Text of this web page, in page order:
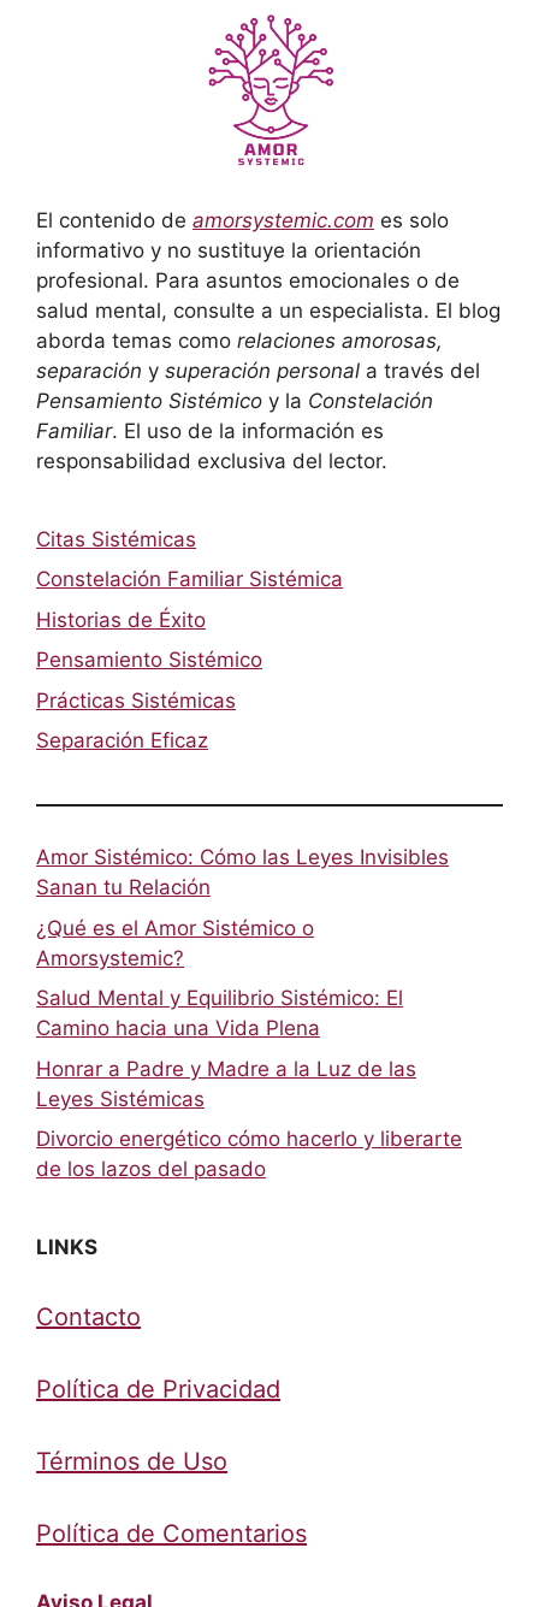
El contenido de amorsystemic.com es solo
informativo y no sustituye la orientación
profesional. Para asuntos emocionales o de
salud mental, consulte a un especialista. El blog
aborda temas como relaciones amorosas,
separación y superación personal a través del
Pensamiento Sistémico y la Constelación
Familiar. El uso de la información es
responsabilidad exclusiva del lector.
Citas Sistémicas
Constelación Familiar Sistémica
Historias de Éxito
Pensamiento Sistémico
Prácticas Sistémicas
Separación Eficaz
Amor Sistémico: Cómo las Leyes Invisibles
Sanan tu Relación
¿Qué es el Amor Sistémico o
Amorsystemic?
Salud Mental y Equilibrio Sistémico: El
Camino hacia una Vida Plena
Honrar a Padre y Madre a la Luz de las
Leyes Sistémicas
Divorcio energético cómo hacerlo y liberarte
de los lazos del pasado
LINKS
Contacto
Política de Privacidad
Términos de Uso
Política de Comentarios